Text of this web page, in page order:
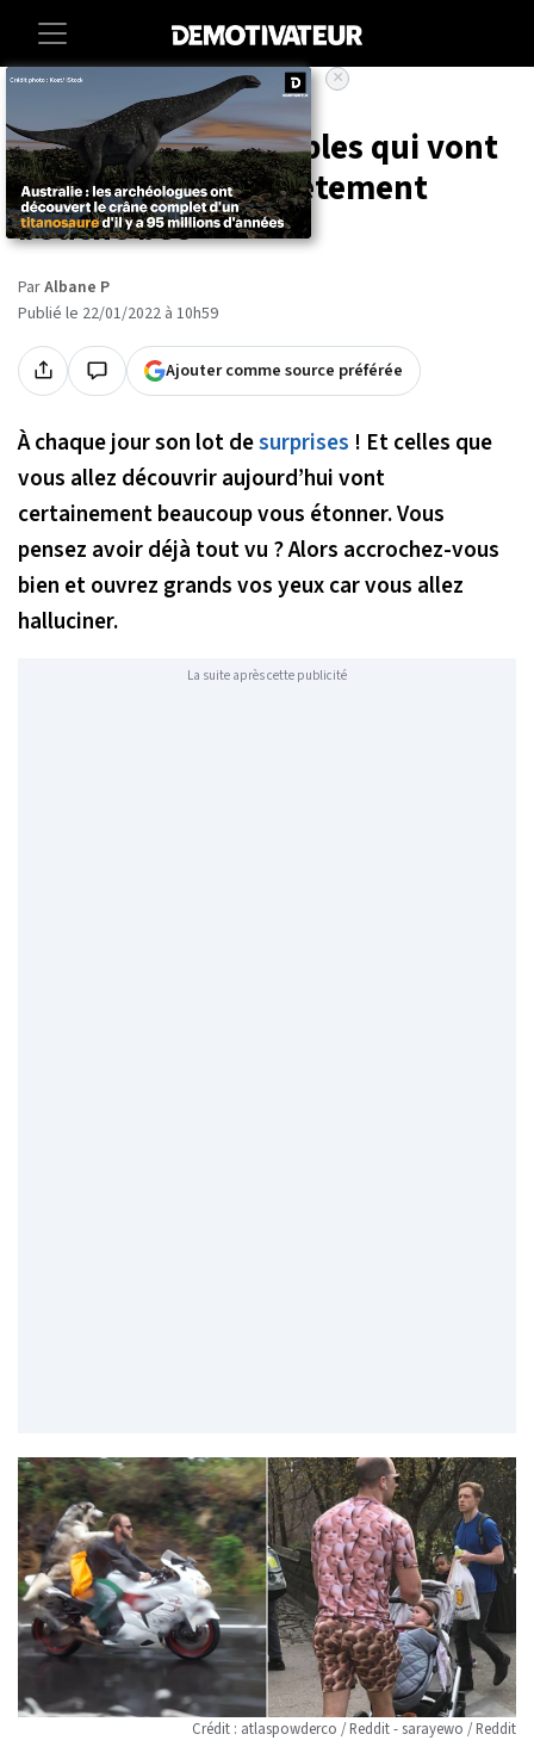
Societe Insolite
12 photos improbables qui vont
vous laisser complètement
bouche bée
ParAlbane P
Publié le 22/01/2022 à 10h59
Ajouter comme source préférée
À chaque jour son lot desurprises ! Et celles que
vous allez découvrir aujourd’hui vont
certainement beaucoup vous étonner. Vous
pensez avoir déjà tout vu ? Alors accrochez-vous
bien et ouvrez grands vos yeux car vous allez
halluciner.
La suite après cette publicité
Crédit : atlaspowderco / Reddit - sarayewo / Reddit
×